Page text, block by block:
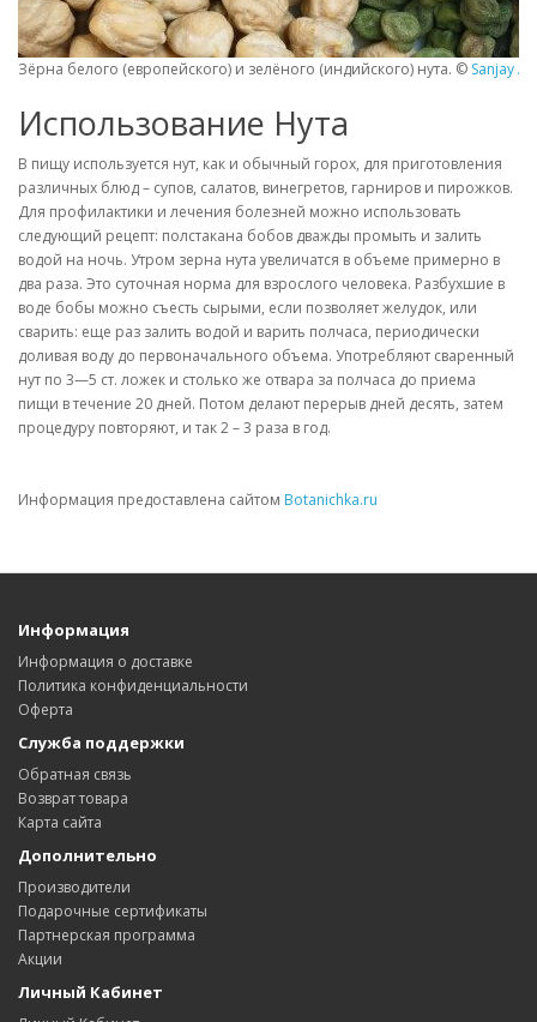
Зёрна белого (европейского) и зелёного (индийского) нута. © Sanjay
Использование Нута
В пищу используется нут, как и обычный горох, для приготовления
различных блюд – супов, салатов, винегретов, гарниров и пирожков.
Для профилактики и лечения болезней можно использовать
следующий рецепт: полстакана бобов дважды промыть и залить
водой на ночь. Утром зерна нута увеличатся в объеме примерно в
два раза. Это суточная норма для взрослого человека. Разбухшие в
воде бобы можно съесть сырыми, если позволяет желудок, или
сварить: еще раз залить водой и варить полчаса, периодически
доливая воду до первоначального объема. Употребляют сваренный
нут по 3—5 ст. ложек и столько же отвара за полчаса до приема
пищи в течение 20 дней. Потом делают перерыв дней десять, затем
процедуру повторяют, и так 2 – 3 раза в год.
Информация предоставлена сайтом Botanichka.ru
Информация
Информация о доставке
Политика конфиденциальности
Оферта
Служба поддержки
Обратная связь
Возврат товара
Карта сайта
Дополнительно
Производители
Подарочные сертификаты
Партнерская программа
Акции
Личный Кабинет